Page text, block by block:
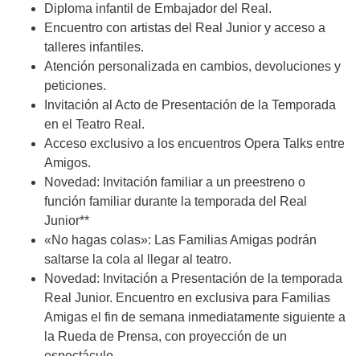
Diploma infantil de Embajador del Real.
Encuentro con artistas del Real Junior y acceso a
talleres infantiles.
Atención personalizada en cambios, devoluciones y
peticiones.
Invitación al Acto de Presentación de la Temporada
en el Teatro Real.
Acceso exclusivo a los encuentros Opera Talks entre
Amigos.
Novedad: Invitación familiar a un preestreno o
función familiar durante la temporada del Real
Junior**
«No hagas colas»: Las Familias Amigas podrán
saltarse la cola al llegar al teatro.
Novedad: Invitación a Presentación de la temporada
Real Junior. Encuentro en exclusiva para Familias
Amigas el fin de semana inmediatamente siguiente a
la Rueda de Prensa, con proyección de un